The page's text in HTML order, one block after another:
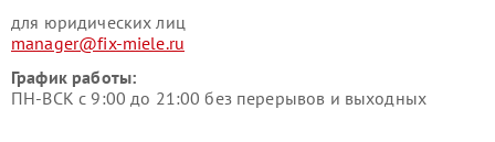
для юридических лиц
manager@fix-miele.ru
График работы:
ПН-ВСК с 9:00 до 21:00 без перерывов и выходных